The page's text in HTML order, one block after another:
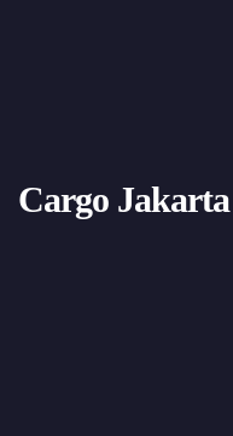
Cargo